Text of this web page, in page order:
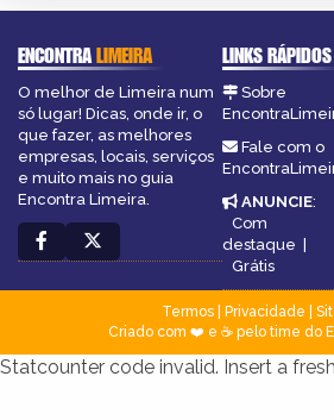
ENCONTRALIMEIRA
O melhor de Limeira num
só lugar! Dicas, onde ir, o
que fazer, as melhores
empresas, locais, serviços
e muito mais no guia
Encontra Limeira.
LINKS RÁPIDOS
Sobre
Fale com o
ANUNCIE:
Com
destaque |
Grátis
Termos| Privacidade
Criado com ❤️ e ☕ pelo time do
Statcounter code invalid. Insert a